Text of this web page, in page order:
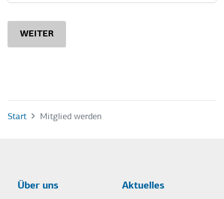
Start Mitglied werden
Über uns Aktuelles